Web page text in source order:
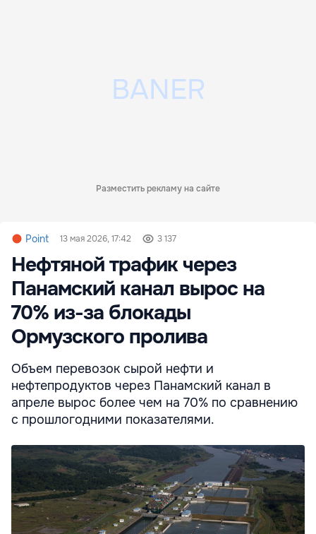
Разместить рекламу на сайте
Point 13 мая 2026, 17:42 3 137
Нефтяной трафик через
Панамский канал вырос на
70% из-за блокады
Ормузского пролива
Объем перевозок сырой нефти и
нефтепродуктов через Панамский канал в
апреле вырос более чем на 70% по сравнению
с прошлогодними показателями.